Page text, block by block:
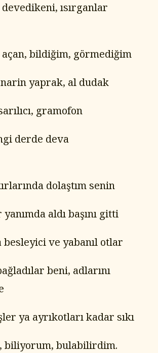
ısırganlar
açan, bildiğim, görmediğim
yaprak, al dudak
gramofon
derde deva
dolaştım senin
aldı başını gitti
besleyici ve yabanıl otlar
beni, adlarını
ya ayrıkotları kadar sıkı
biliyorum, bulabilirdim.